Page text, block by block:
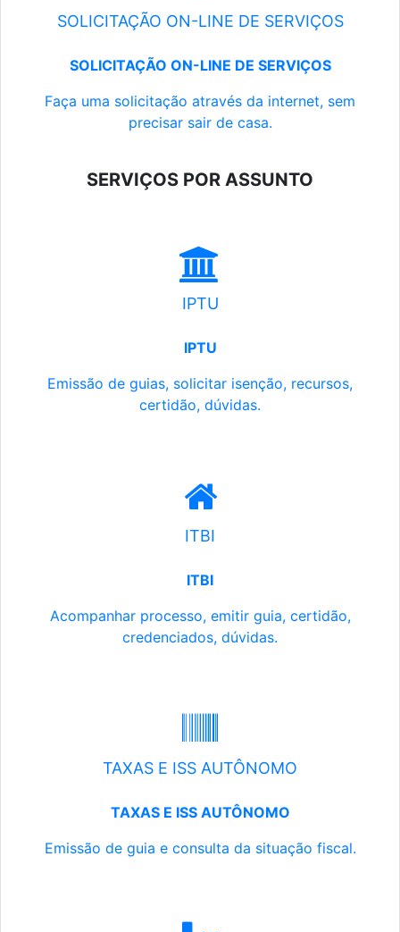
SOLICITAÇÃO ON-LINE DE SERVIÇOS
SOLICITAÇÃO ON-LINE DE SERVIÇOS
Faça uma solicitação através da internet, sem
precisar sair de casa.
SERVIÇOS POR ASSUNTO
IPTU
IPTU
Emissão de guias, solicitar isenção, recursos,
certidão, dúvidas.
ITBI
ITBI
Acompanhar processo, emitir guia, certidão,
credenciados, dúvidas.
TAXAS E ISS AUTÔNOMO
TAXAS E ISS AUTÔNOMO
Emissão de guia e consulta da situação fiscal.